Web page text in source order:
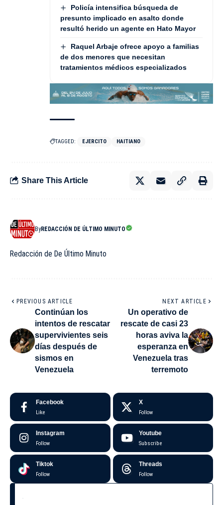
Policía intensifica búsqueda de
presunto implicado en asalto donde
resultó herido un agente en Hato Mayor
Raquel Arbaje ofrece apoyo a familias
de dos menores que necesitan
tratamientos médicos especializados
TAGGED: EJERCITO HAITIANO
Share This Article
ByREDACCIÓN DE ÚLTIMO MINUTO
Redacción de De Último Minuto
PREVIOUS ARTICLE
Continúan los
intentos de rescatar
supervivientes seis
días después de
sismos en
Venezuela
NEXT ARTICLE
Un operativo de
rescate de casi 23
horas aviva la
esperanza en
Venezuela tras
terremoto
Facebook
Like
X
Follow
Instagram
Follow
Youtube
Subscribe
Tiktok
Follow
Threads
Follow